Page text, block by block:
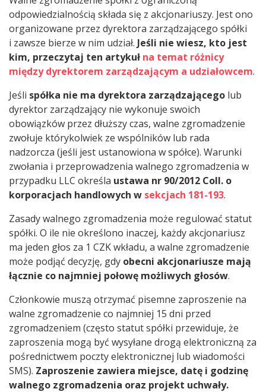
odpowiedzialnością składa się z akcjonariuszy. Jest ono
organizowane przez dyrektora zarządzającego spółki
i zawsze bierze w nim udział. Jeśli nie wiesz, kto jest
kim, przeczytaj ten artykuł na temat różnicy
między dyrektorem zarządzającym a udziałowcem.
Jeśli spółka nie ma dyrektora zarządzającego lub
dyrektor zarządzający nie wykonuje swoich
obowiązków przez dłuższy czas, walne zgromadzenie
zwołuje którykolwiek ze wspólników lub rada
nadzorcza (jeśli jest ustanowiona w spółce). Warunki
zwołania i przeprowadzenia walnego zgromadzenia w
przypadku LLC określa ustawa nr 90/2012 Coll. o
korporacjach handlowych w sekcjach 181-193.
Zasady walnego zgromadzenia może regulować statut
spółki. O ile nie określono inaczej, każdy akcjonariusz
ma jeden głos za 1 CZK wkładu, a walne zgromadzenie
może podjąć decyzję, gdy obecni akcjonariusze mają
łącznie co najmniej połowę możliwych głosów.
Członkowie muszą otrzymać pisemne zaproszenie na
walne zgromadzenie co najmniej 15 dni przed
zgromadzeniem (często statut spółki przewiduje, że
zaproszenia mogą być wysyłane drogą elektroniczną za
pośrednictwem poczty elektronicznej lub wiadomości
SMS). Zaproszenie zawiera miejsce, datę i godzinę
walnego zgromadzenia oraz projekt uchwały.